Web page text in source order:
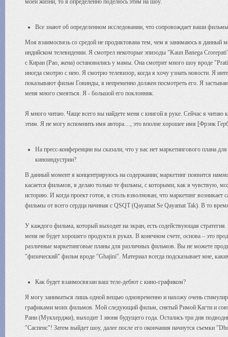
моей жизни, то я определенно поделюсь этим на шоу.
Все знают об определенном исследовании, что сопровождает ваши
Моя взаимосвязь со средой не продиктована тем, чем я занимаюсь в
индийском телевидении. Я смотрел некоторые эпизоды "Kaun Banega
с Киран (Рао, жена) остановились у мамы. Она смотрит много шоу вроде
иногда смотрю с нею. Я смотрю телевизор, когда я хочу узнать новости. Я
показывают фильм Говинды, я непременно должен посмотреть его. Я
меня много смеяться. Я - большой его поклонник.
Я много читаю. Чаще всего вы найдете меня с книгой в руке. Сейчас я читаю
этим. Я не могу вспомнить имя автора…, это вполне хорошее имя [Фрэнк
На пресс-конференции вы сказали, что у вас нет маркетингового плана
киноиндустрии?
В данный момент я концентрируюсь на содержании; маркетинг появится
касается фильмов, я делаю только те фильмы, с которыми, как я чувствую,
историю. И когда проект готов, я столь взволнован, что маркетинг
фильмы от всего сердца начиная с QSQT (Qayamat Se Qayamat Tak). В то
У каждого фильма, который выходит на экран, есть содействующая
меня не будет хорошего продукта в руках. В конечном счете, основа – это
различные маркетинговые планы для различных фильмов. Вы не можете
"физический" фильм вроде "Ghajini". Материал всегда подсказывает мне,
Как будет взаимосвязан ваш теле-дебют с кино-графиком?
Я могу заниматься лишь одной вещью одновременно и нахожу очень
графиками моих фильмов. Мой следующий фильм, снятый Римой Кагти и
Рани (Мукхерджи), выходит 1 июня будущего года. Остались три дня
"Саспенс"! Затем выйдет шоу, далее после его окончания начнутся съемки